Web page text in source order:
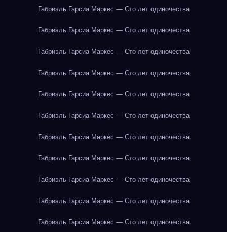
Габриэль Гарсиа Маркес — Сто лет одиночества
Габриэль Гарсиа Маркес — Сто лет одиночества
Габриэль Гарсиа Маркес — Сто лет одиночества
Габриэль Гарсиа Маркес — Сто лет одиночества
Габриэль Гарсиа Маркес — Сто лет одиночества
Габриэль Гарсиа Маркес — Сто лет одиночества
Габриэль Гарсиа Маркес — Сто лет одиночества
Габриэль Гарсиа Маркес — Сто лет одиночества
Габриэль Гарсиа Маркес — Сто лет одиночества
Габриэль Гарсиа Маркес — Сто лет одиночества
Габриэль Гарсиа Маркес — Сто лет одиночества